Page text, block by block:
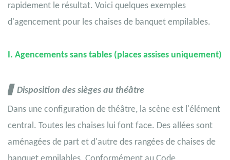
rapidement le résultat. Voici quelques exemples
d'agencement pour les chaises de banquet empilables.
I. Agencements sans tables (places assises uniquement)
▋ Disposition des sièges au théâtre
Dans une configuration de théâtre, la scène est l'élément
central. Toutes les chaises lui font face. Des allées sont
aménagées de part et d'autre des rangées de chaises de